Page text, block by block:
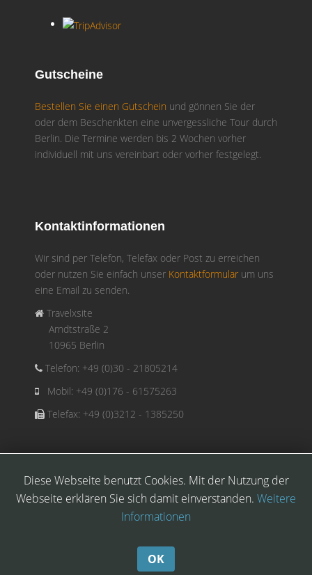
Gutscheine
Bestellen Sie einen Gutschein und gönnen Sie der
oder dem Beschenkten eine unvergessliche Tour durch
Berlin. Die Termine werden bis 2 Wochen vorher
individuell mit uns vereinbart oder vorher festgelegt.
Kontaktinformationen
Wir sind per Telefon, Telefax oder Post zu erreichen
oder nutzen Sie einfach unser Kontaktformular um uns
eine Email zu senden.
Travelxsite
Arndtstraße 2
10965 Berlin
Telefon: +49 (0)30 - 21805214
Mobil: +49 (0)176 - 61575263
Telefax: +49 (0)3212 - 1385250
Copyright © 2026
Travelxsite. Alle Rechte
Diese Webseite benutzt Cookies. Mit der Nutzung der
Webseite erklären Sie sich damit einverstanden. Weitere
Informationen
OK